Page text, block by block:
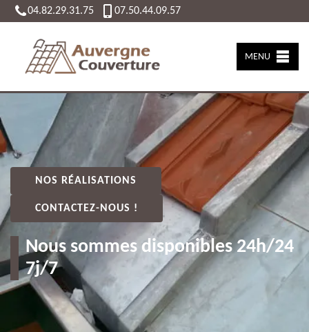
04.82.29.31.75 07.50.44.09.57
MENU
NOS RÉALISATIONS
CONTACTEZ-NOUS !
Nous sommes disponibles 24h/24
7j/7